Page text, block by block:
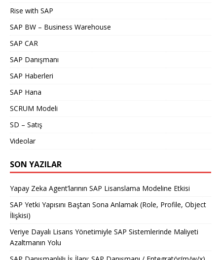
Rise with SAP
SAP BW – Business Warehouse
SAP CAR
SAP Danışmanı
SAP Haberleri
SAP Hana
SCRUM Modeli
SD – Satış
Videolar
SON YAZILAR
Yapay Zeka Agent’larının SAP Lisanslama Modeline Etkisi
SAP Yetki Yapısını Baştan Sona Anlamak (Role, Profile, Object
İlişkisi)
Veriye Dayalı Lisans Yönetimiyle SAP Sistemlerinde Maliyeti
Azaltmanın Yolu